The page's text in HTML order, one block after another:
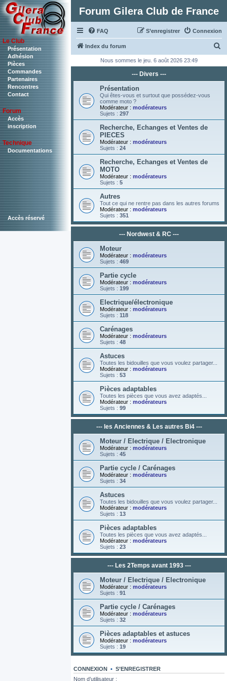
Le Club
Présentation
Adhésion
Pièces
Commandes
Partenaires
Rencontres
Contact
Forum
Accès
inscription
Technique
Documentations
Accès réservé
Forum Gilera Club de France
FAQ Connexion
S’enregistrer
Index du forum
h
c
r
Nous sommes le jeu. 6 août 2026 23:49
--- Divers ---
Présentation
Qui êtes-vous et surtout que possédez-vous
comme moto ?
Modérateur : modérateurs
Sujets : 297
Recherche, Echanges et Ventes de
PIECES
Modérateur : modérateurs
Sujets : 24
Recherche, Echanges et Ventes de
MOTO
Modérateur : modérateurs
Sujets : 5
Autres
Tout ce qui ne rentre pas dans les autres forums
Modérateur : modérateurs
Sujets : 351
--- Nordwest & RC ---
Moteur
Modérateur : modérateurs
Sujets : 469
Partie cycle
Modérateur : modérateurs
Sujets : 199
Electrique/électronique
Modérateur : modérateurs
Sujets : 118
Carénages
Modérateur : modérateurs
Sujets : 48
Astuces
Toutes les bidouilles que vous voulez partager...
Modérateur : modérateurs
Sujets : 53
Pièces adaptables
Toutes les pièces que vous avez adaptés...
Modérateur : modérateurs
Sujets : 99
--- les Anciennes & Les autres Bi4 ---
Moteur / Electrique / Electronique
Modérateur : modérateurs
Sujets : 45
Partie cycle / Carénages
Modérateur : modérateurs
Sujets : 34
Astuces
Toutes les bidouilles que vous voulez partager...
Modérateur : modérateurs
Sujets : 13
Pièces adaptables
Toutes les pièces que vous avez adaptés...
Modérateur : modérateurs
Sujets : 23
--- Les 2Temps avant 1993 ---
Moteur / Electrique / Electronique
Modérateur : modérateurs
Sujets : 91
Partie cycle / Carénages
Modérateur : modérateurs
Sujets : 32
Pièces adaptables et astuces
Modérateur : modérateurs
Sujets : 19
CONNEXION • S’ENREGISTRER
Nom d’utilisateur :